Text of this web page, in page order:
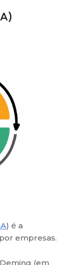
) é a
empresas.
(em